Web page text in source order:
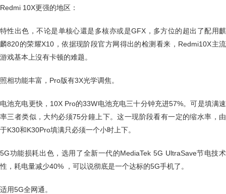
Redmi 10X更强的地区：
特性出色，不论是单核心還是多核亦或是GFX，多方位的超出了配用麒
麟820的荣耀X10，依据现阶段官方网得出的检测看来，Redmi10X主流
游戏基本上沒有卡顿的难题。
照相功能丰富，Pro版有3X光学调焦。
电池充电更快，10X Pro的33W电池充电三十分钟充进57%。可是填满速
率三者类似，大约必须75分鐘上下。这一现阶段看有一定的缩水率，由
于K30和K30Pro填满只必须一个小时上下。
5G功能损耗出色，选用了全新一代的MediaTek 5G UltraSave节电技术
性，耗电量减少40% ，可以说彻底是一个达标的5G手机了。
适用5G全网通。